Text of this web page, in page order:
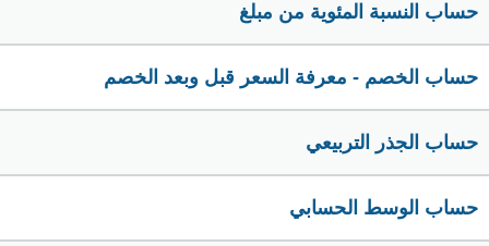
حساب النسبة المئوية من مبلغ
حساب الخصم - معرفة السعر قبل وبعد الخصم
حساب الجذر التربيعي
حساب الوسط الحسابي